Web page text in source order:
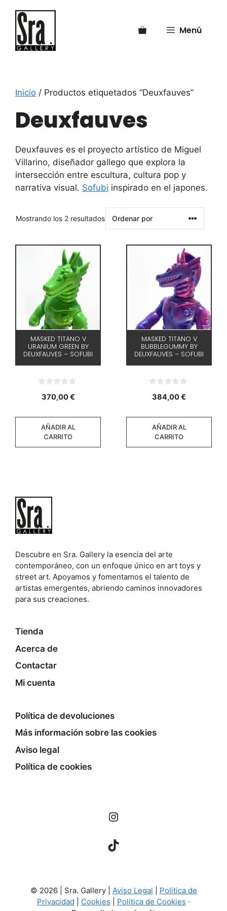
contenido
Menú
Inicio / Productos etiquetados “Deuxfauves”
Deuxfauves
Deuxfauves es el proyecto artístico de Miguel
Villarino, diseñador gallego que explora la
intersección entre escultura, cultura pop y
narrativa visual. Sofubi inspirado en el japones.
Mostrando los 2 resultados
MASKED TITANO V
URANIUM GREEN BY
DEUXFAUVES – SOFUBI
d370,00€
AÑADIR AL
CARRITO
MASKED TITANO V
BUBBLEGUMMY BY
DEUXFAUVES – SOFUBI
d384,00€
AÑADIR AL
CARRITO
Descubre en Sra. Gallery la esencia del arte
contemporáneo, con un enfoque único en art toys y
street art. Apoyamos y fomentamos el talento de
artistas emergentes, abriendo caminos innovadores
para sus creaciones.
Tienda
Acerca de
Contactar
Mi cuenta
Política de devoluciones
Más información sobre las cookies
Aviso legal
Política de cookies
Instagram
TikTok
© 2026 | Sra. Gallery | Aviso Legal
Política de
Privacidad
Cookies Política de Cookies ·